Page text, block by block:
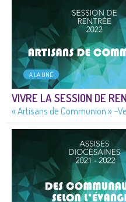
A LA UNE
VIVRE LA SESSION DE
« Artisans de Communion »